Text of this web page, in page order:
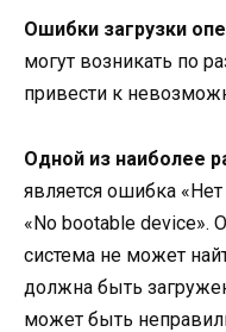
Ошибки загрузки
могут возникать по
привести к
Одной из наиболее
является ошибка «Нет
«No bootable device».
система не может
должна быть
может быть